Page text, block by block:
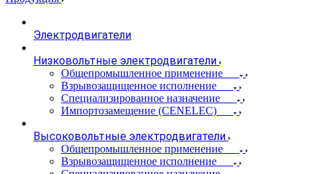
Электродвигатели
Низковольтные электродвигатели
Общепромышленное применение
Взрывозащищенное исполнение
Специализированное назначение
Импортозамещение (CENELEC)
Высоковольтные электродвигатели
Общепромышленное применение
Взрывозащищенное исполнение